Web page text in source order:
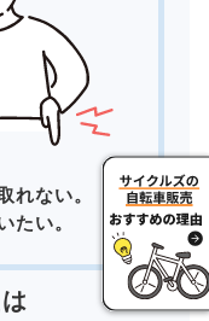
れない。
たい。